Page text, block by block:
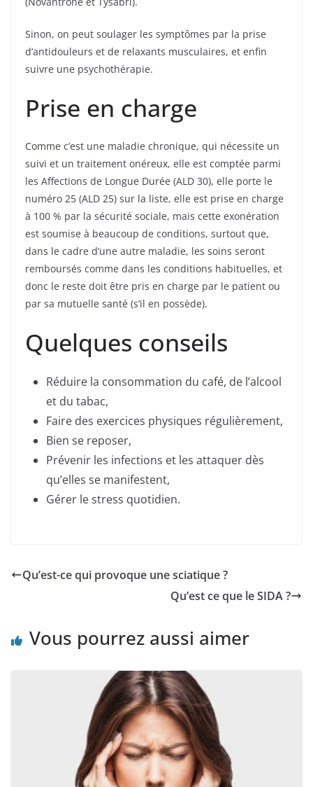
Sinon, on peut soulager les symptômes par la prise
d’antidouleurs et de relaxants musculaires, et enfin
suivre une psychothérapie.
Prise en charge
Comme c’est une maladie chronique, qui nécessite un
suivi et un traitement onéreux, elle est comptée parmi
les Affections de Longue Durée (ALD 30), elle porte le
numéro 25 (ALD 25) sur la liste, elle est prise en charge
à 100 % par la sécurité sociale, mais cette exonération
est soumise à beaucoup de conditions, surtout que,
dans le cadre d’une autre maladie, les soins seront
remboursés comme dans les conditions habituelles, et
donc le reste doit être pris en charge par le patient ou
par sa mutuelle santé (s’il en possède).
Quelques conseils
Réduire la consommation du café, de l’alcool
et du tabac,
Faire des exercices physiques régulièrement,
Bien se reposer,
Prévenir les infections et les attaquer dès
qu’elles se manifestent,
Gérer le stress quotidien.
Qu’est-ce qui provoque une sciatique ?
Qu’est ce que le SIDA ?
Vous pourrez aussi aimer